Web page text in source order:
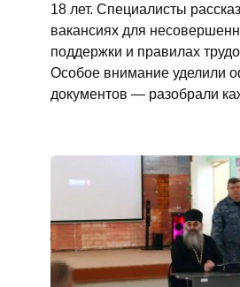
18 лет. Специалисты
вакансиях для
поддержки и правилах
Особое внимание уделили
документов — разобрали